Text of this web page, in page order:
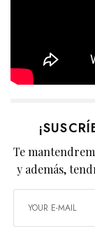
Te
y además,